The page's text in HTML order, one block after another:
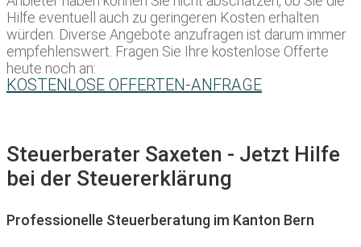
Hilfe eventuell auch zu geringeren Kosten erhalten
würden. Diverse Angebote anzufragen ist darum immer
empfehlenswert. Fragen Sie Ihre kostenlose Offerte
heute noch an:
KOSTENLOSE OFFERTEN-ANFRAGE
Steuerberater Saxeten - Jetzt Hilfe
bei der Steuererklärung
Professionelle Steuerberatung im Kanton Bern